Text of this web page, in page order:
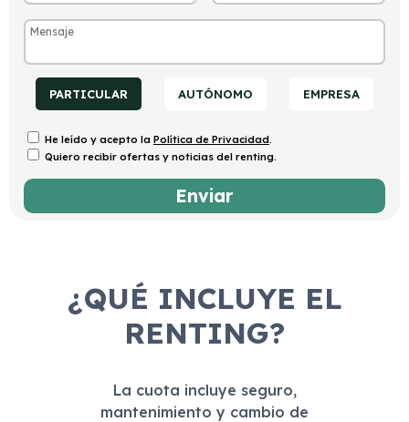
PARTICULAR AUTÓNOMO EMPRESA
He leído y acepto la Política de Privacidad.
Quiero recibir ofertas y noticias del renting.
¿QUÉ INCLUYE EL
RENTING?
La cuota incluye seguro,
mantenimiento y cambio de